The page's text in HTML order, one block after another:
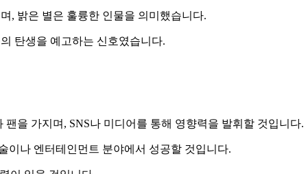
, 밝은 별은 훌륭한 인물을 의미했습니다.
탄생을 예고하는 신호였습니다.
을 가지며, SNS나 미디어를 통해 영향력을 발휘할 것입니다.
이나 엔터테인먼트 분야에서 성공할 것입니다.